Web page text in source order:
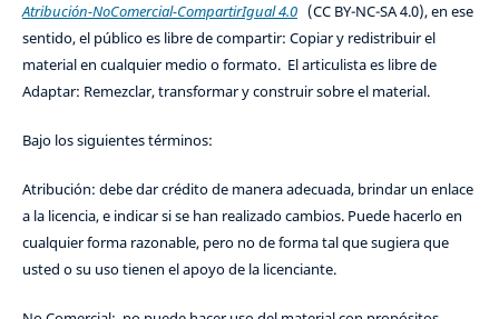
Atribución-NoComercial-CompartirIgual 4.0(CC BY-NC-SA 4.0), en ese
sentido, el público es libre de compartir: Copiar y redistribuir el
material en cualquier medio o formato. El articulista es libre de
Adaptar: Remezclar, transformar y construir sobre el material.
Bajo los siguientes términos:
Atribución: debe dar crédito de manera adecuada, brindar un enlace
a la licencia, e indicar si se han realizado cambios. Puede hacerlo en
cualquier forma razonable, pero no de forma tal que sugiera que
usted o su uso tienen el apoyo de la licenciante.